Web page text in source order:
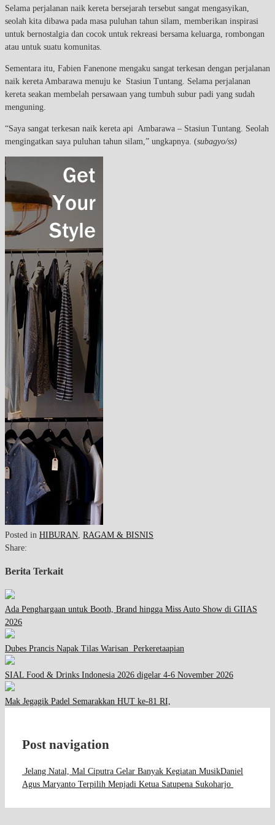
Selama perjalanan naik kereta bersejarah tersebut sangat mengasyikan,
seolah kita dibawa pada masa puluhan tahun silam, memberikan inspirasi
untuk bernostalgia dan cocok untuk rekreasi bersama keluarga, rombongan
atau untuk suatu komunitas.
Sementara itu, Fabien Fanenone mengaku sangat terkesan dengan perjalanan
naik kereta Ambarawa menuju ke Stasiun Tuntang. Selama perjalanan
kereta seakan membelah persawaan yang tumbuh subur padi yang sudah
menguning.
“Saya sangat terkesan naik kereta api Ambarawa – Stasiun Tuntang. Seolah
mengingatkan saya puluhan tahun silam,” ungkapnya. (subagyo/ss)
Posted in HIBURAN RAGAM & BISNIS
Share:
Berita Terkait
Ada Penghargaan untuk Booth, Brand hingga Miss Auto Show di GIIAS
2026
Dubes Prancis Napak Tilas Warisan Perkeretaapian
SIAL Food & Drinks Indonesia 2026 digelar 4-6 November 2026
Mak Jegagik Padel Semarakkan HUT ke-81 RI,
Post navigation
Jelang Natal, Mal Ciputra Gelar Banyak Kegiatan MusikDaniel
Agus Maryanto Terpilih Menjadi Ketua Satupena Sukoharjo